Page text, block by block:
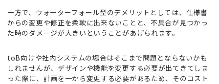
一方で、ウォーターフォール型のデメリットとしては、仕様書
からの変更や修正を柔軟に出来ないことと、不具合が見つかっ
た時のダメージが大きいということがあげられます。
toB向けや社内システムの場合はそこまで問題とならないかも
しれませんが、デザインや機能を変更する必要が出てきてしま
った際に、計画を一から変更する必要があるため、そのコスト